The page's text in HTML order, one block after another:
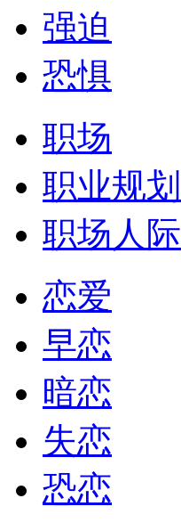
强迫
恐惧
职场
职业规划
职场人际
恋爱
早恋
暗恋
失恋
恐恋